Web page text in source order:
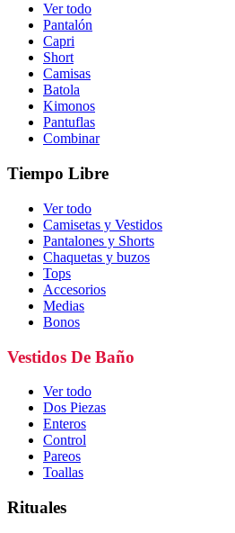
Ver todo
Pantalón
Capri
Short
Camisas
Batola
Kimonos
Pantuflas
Combinar
Tiempo Libre
Ver todo
Camisetas y Vestidos
Pantalones y Shorts
Chaquetas y buzos
Tops
Accesorios
Medias
Bonos
Vestidos De Baño
Ver todo
Dos Piezas
Enteros
Control
Pareos
Toallas
Rituales